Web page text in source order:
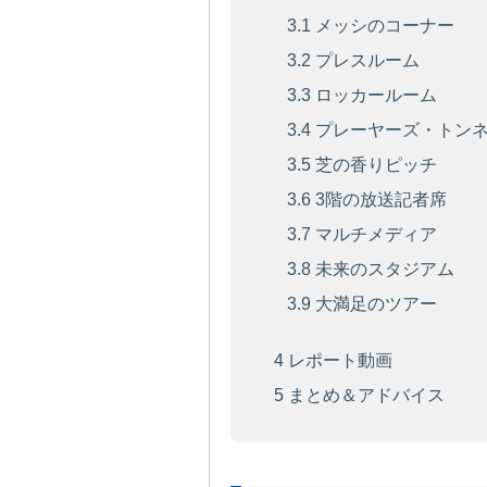
3.1 メッシのコーナー
3.2 プレスルーム
3.3 ロッカールーム
3.4 プレーヤーズ・トン
3.5 芝の香りピッチ
3.6 3階の放送記者席
3.7 マルチメディア
3.8 未来のスタジアム
3.9 大満足のツアー
4 レポート動画
5 まとめ＆アドバイス